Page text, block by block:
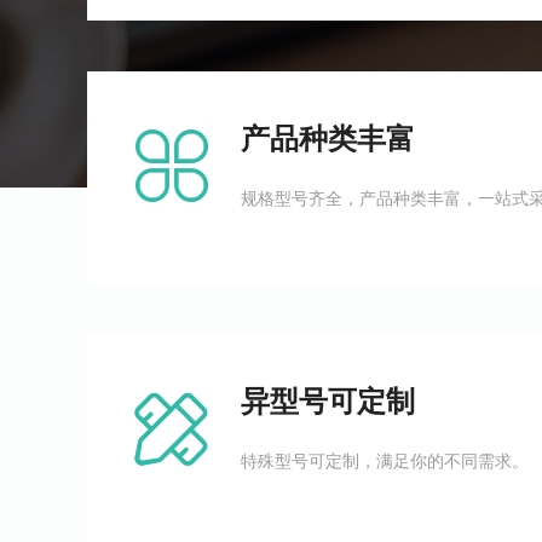
产品种类丰富
规格型号齐全，产品种类丰富，一站式
异型号可定制
特殊型号可定制，满足你的不同需求。